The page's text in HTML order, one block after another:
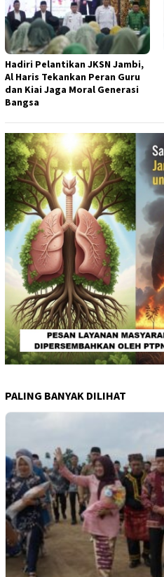
Hadiri Pelantikan JKSN Jambi,
Al Haris Tekankan Peran Guru
dan Kiai Jaga Moral Generasi
Bangsa
PALING BANYAK DILIHAT